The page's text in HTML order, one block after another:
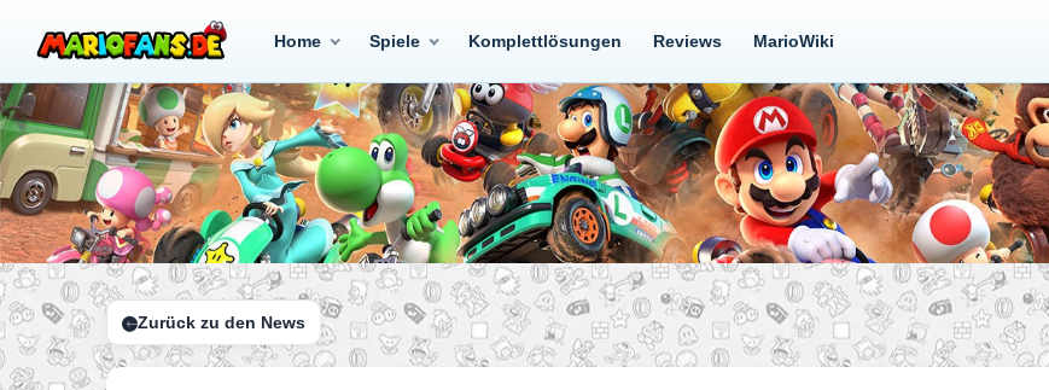
Home Spiele Komplettlösungen Reviews MarioWiki
Zurück zu den News